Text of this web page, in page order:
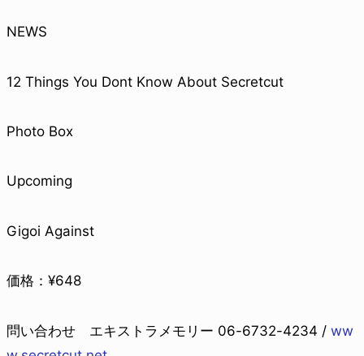
NEWS
12 Things You Dont Know About Secretcut
Photo Box
Upcoming
Gigoi Against
価格：¥648
問い合わせ エキストラメモリー 06-6732-4234 / ww